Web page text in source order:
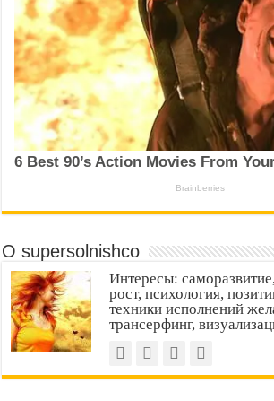
О supersolnishco
Интересы:
рост, психология,
техники исполнений
трансерфинг,